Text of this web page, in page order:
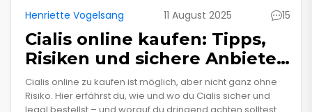
Henriette Vogelsang 11 August 2025 15
Cialis online kaufen: Tipps,
Risiken und sichere Anbieter
im Überblick
Cialis online zu kaufen ist möglich, aber nicht ganz ohne
Risiko. Hier erfährst du, wie und wo du Cialis sicher und
legal bestellst – und worauf du dringend achten solltest.